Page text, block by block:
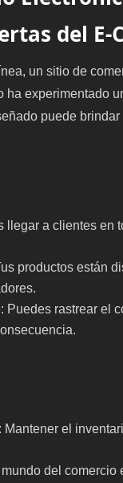
del E-
un sitio de
ha experimentado
puede
llegar a clientes en
productos están
: Puedes rastrear el
Mantener el
del comercio